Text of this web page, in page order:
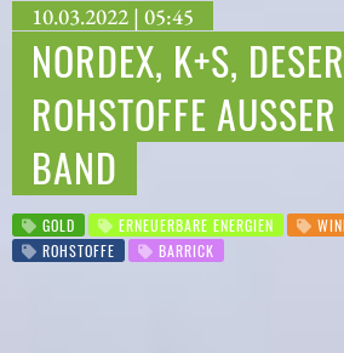
10.03.2022 | 05:45
NORDEX, K+S,
ROHSTOFFE AUSSER
AND
GOLD ERNEUERBARE ENERGIEN
ROHSTOFFE
BARRICK